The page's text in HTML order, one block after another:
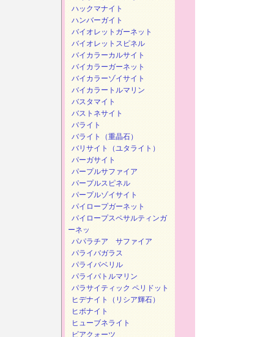
ハックマナイト
ハンバーガイト
バイオレットガーネット
バイオレットスピネル
バイカラーカルサイト
バイカラーガーネット
バイカラーゾイサイト
バイカラートルマリン
バスタマイト
バストネサイト
バライト
バライト（重晶石）
バリサイト（ユタライト）
パーガサイト
パープルサファイア
パープルスピネル
パープルゾイサイト
パイロープガーネット
パイロープスペサルティンガ
ーネッ
パパラチア サファイア
パライバガラス
パライバベリル
パライパトルマリン
パラサイティック ペリドット
ヒデナイト（リシア輝石）
ヒボナイト
ヒューブネライト
ビアクォーツ